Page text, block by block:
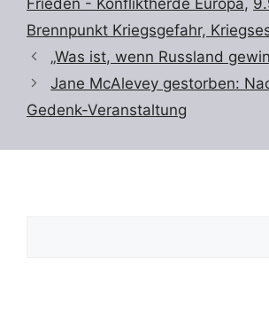
Frieden - Konfliktherde Europa,
Brennpunkt Kriegsgefahr,
„Was ist, wenn Russland
Jane McAlevey gestorben:
Gedenk-Veranstaltung